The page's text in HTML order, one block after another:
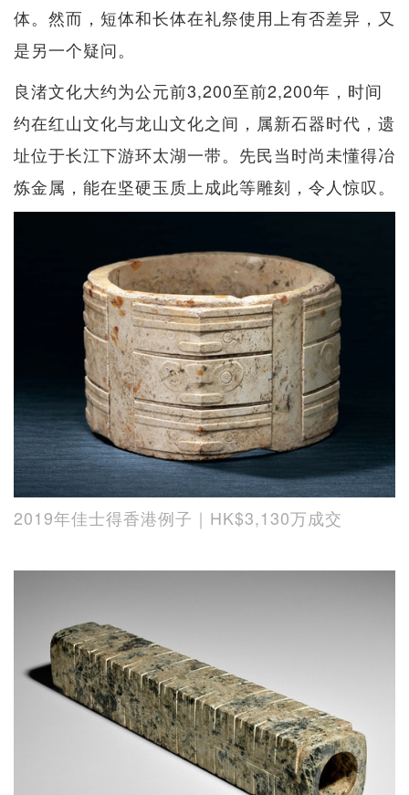
体。然而，短体和长体在礼祭使用上有否差异，又
是另一个疑问。
良渚文化大约为公元前3,200至前2,200年，时间
约在红山文化与龙山文化之间，属新石器时代，遗
址位于长江下游环太湖一带。先民当时尚未懂得冶
炼金属，能在坚硬玉质上成此等雕刻，令人惊叹。
2019年佳士得香港例子｜HK$3,130万成交